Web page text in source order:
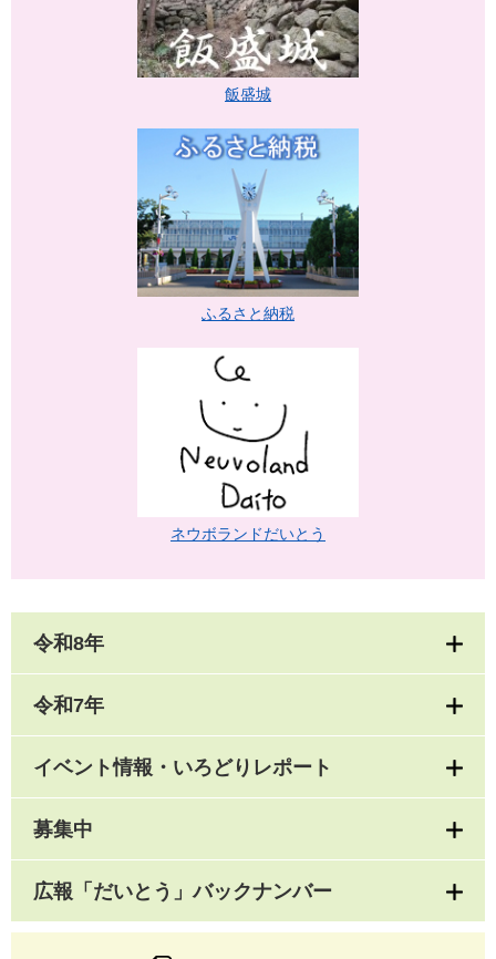
飯盛城
ふるさと納税
ネウボランドだいとう
令和8年
令和7年
イベント情報・いろどりレポート
募集中
広報「だいとう」バックナンバー